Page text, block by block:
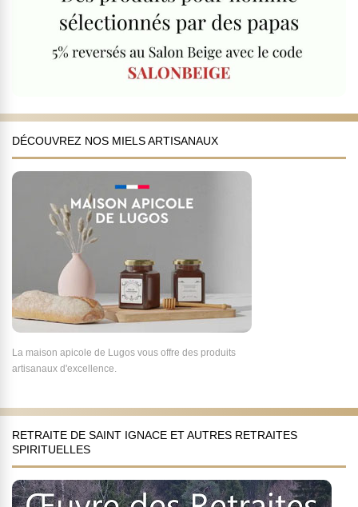
DÉCOUVREZ NOS MIELS ARTISANAUX
La maison apicole de Lugos vous offre des produits
artisanaux d'excellence.
RETRAITE DE SAINT IGNACE ET AUTRES RETRAITES
SPIRITUELLES